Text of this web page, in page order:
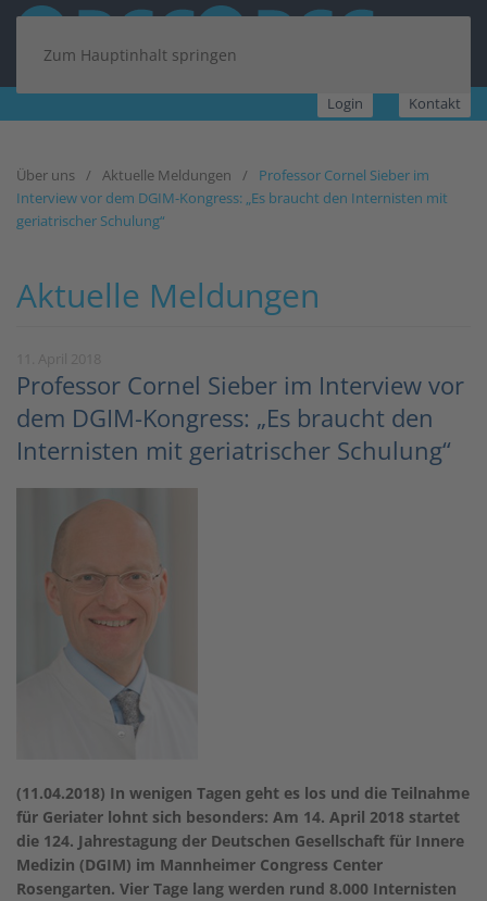
Zum Hauptinhalt springen
Login Kontakt
Über uns Aktuelle Meldungen
Professor Cornel Sieber im
Interview vor dem DGIM-Kongress: „Es braucht den Internisten mit
geriatrischer Schulung“
Aktuelle Meldungen
Professor Cornel Sieber im Interview vor
dem DGIM-Kongress: „Es braucht den
Internisten mit geriatrischer Schulung“
(11.04.2018) In wenigen Tagen geht es los und die Teilnahme
für Geriater lohnt sich besonders: Am 14. April 2018 startet
die 124. Jahrestagung der Deutschen Gesellschaft für Innere
Medizin (DGIM) im Mannheimer Congress Center
Rosengarten. Vier Tage lang werden rund 8.000 Internisten